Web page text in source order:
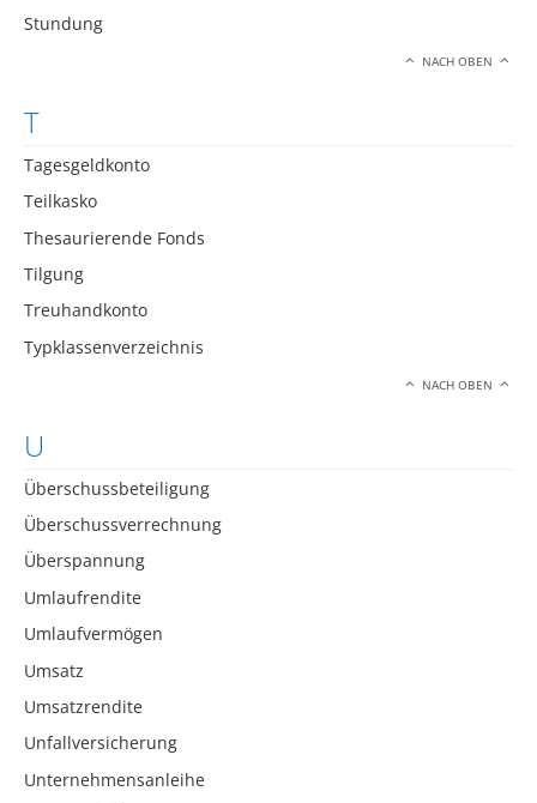
Stundung
NACH OBEN
T
Tagesgeldkonto
Teilkasko
Thesaurierende Fonds
Tilgung
Treuhandkonto
Typklassenverzeichnis
NACH OBEN
U
Überschussbeteiligung
Überschussverrechnung
Überspannung
Umlaufrendite
Umlaufvermögen
Umsatz
Umsatzrendite
Unfallversicherung
Unternehmensanleihe